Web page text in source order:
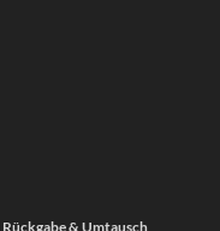
Rückgabe & Umtausch